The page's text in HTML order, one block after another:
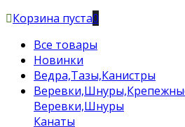
Корзина пуста0
Все товары
Новинки
Ведра,Тазы,Канистры
Веревки,Шнуры
Канаты